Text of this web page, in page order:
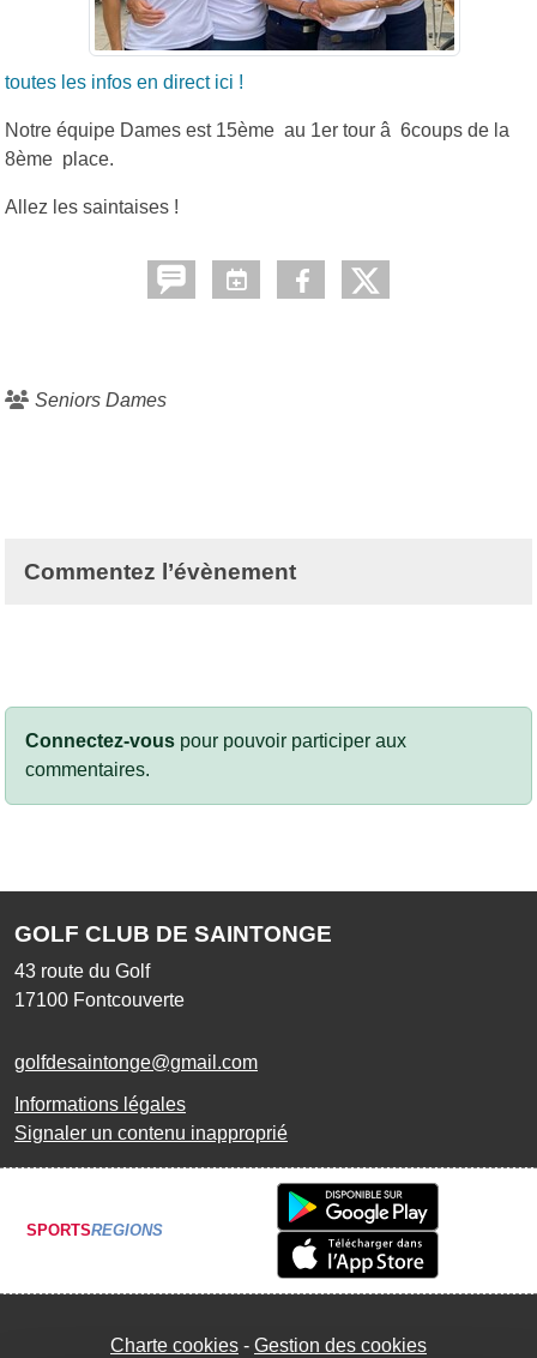
toutes les infos en direct ici !
Notre équipe Dames est 15ème au 1er tour â 6coups de la
8ème place.
Allez les saintaises !
Seniors Dames
Commentez l’évènement
Connectez-vous pour pouvoir participer aux
commentaires.
GOLF CLUB DE SAINTONGE
43 route du Golf
17100 Fontcouverte
golfdesaintonge@gmail.com
Informations légales
Signaler un contenu inapproprié
SPORTSREGIONS
Charte cookies Gestion des cookies